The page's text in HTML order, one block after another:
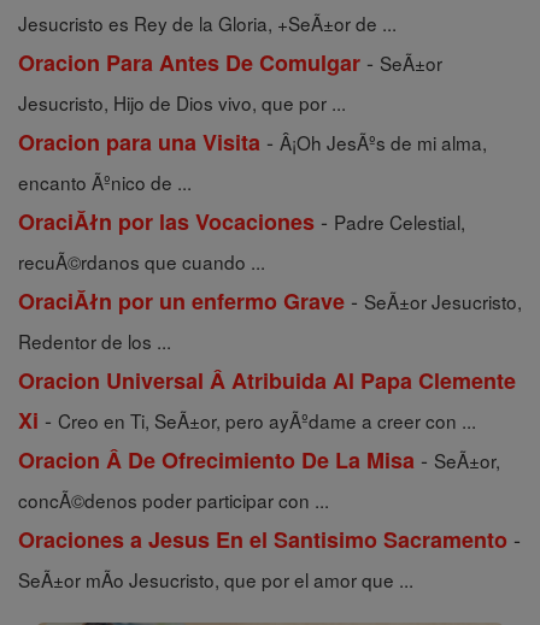
Jesucristo es Rey de la Gloria, +SeÃ±or de ...
Oracion Para Antes De Comulgar - SeÃ±or
Jesucristo, Hijo de Dios vivo, que por ...
Oracion para una Visita - Â¡Oh JesÃºs de mi alma,
encanto Ãºnico de ...
OraciĂłn por las Vocaciones - Padre Celestial,
recuÃ©rdanos que cuando ...
OraciĂłn por un enfermo Grave - SeÃ±or Jesucristo,
Redentor de los ...
Oracion Universal Â Atribuida Al Papa Clemente
Xi - Creo en Ti, SeÃ±or, pero ayÃºdame a creer con ...
Oracion Â De Ofrecimiento De La Misa - SeÃ±or,
concÃ©denos poder participar con ...
Oraciones a Jesus En el Santisimo Sacramento -
SeÃ±or mÃ­o Jesucristo, que por el amor que ...